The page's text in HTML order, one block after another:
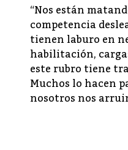
“Nos están
competencia
tienen laburo en
habilitación,
este rubro tiene
Muchos lo hacen
nosotros nos